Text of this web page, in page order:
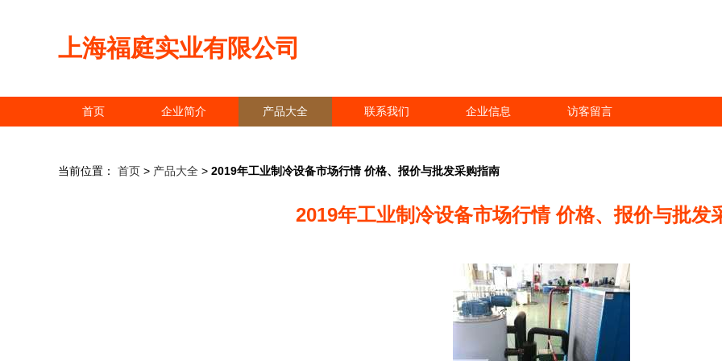
上海福庭实业有限公司
首页 企业简介 产品大全 联系我们 企业信息 访客留言
当前位置： 首页 > 产品大全 > 2019年工业制冷设备市场行情 价格、报价与批发采购指南
2019年工业制冷设备市场行情 价格、报价与批发